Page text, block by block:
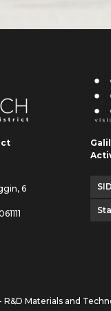
6
R&D Materials and